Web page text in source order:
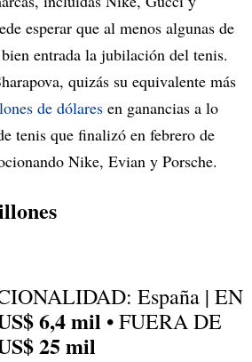
esperar que al menos algunas de
entrada la jubilación del tenis.
quizás su equivalente más
de dólares en ganancias a lo
tenis que finalizó en febrero de
Nike, Evian y Porsche.
España | EN
6,4 mil • FUERA DE
25 mil